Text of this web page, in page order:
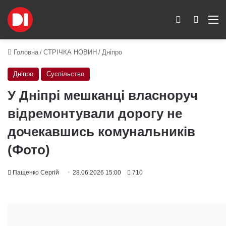
Пошук
Switch skin
Головна / СТРІЧКА НОВИН / Дніпро
Дніпро Суспільство
У Дніпрі мешканці власноруч
відремонтували дорогу не
дочекавшись комунальників
(Фото)
Пащенко Сергій 28.06.2026 15:00 710